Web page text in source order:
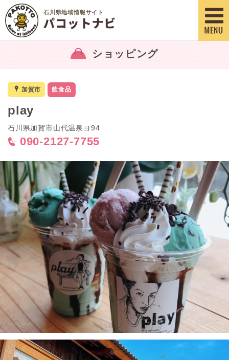
石川県地域情報サイト
ショッピング
x 加賀市 飲食品
play
石川県加賀市山代温泉ヨ94
< 090-2127-7755